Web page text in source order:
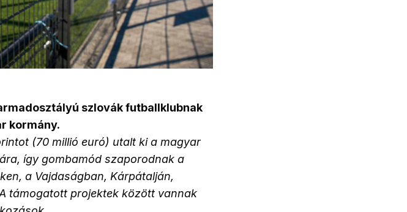
szlovák futballklubnak
kormány.
(70 millió euró) utalt ki a magyar
így gombamód szaporodnak a
a Vajdaságban, Kárpátalján,
támogatott projektek között vannak